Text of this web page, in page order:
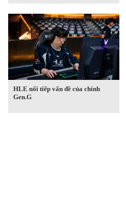
HLE nối tiếp vấn đề của chính
Gen.G